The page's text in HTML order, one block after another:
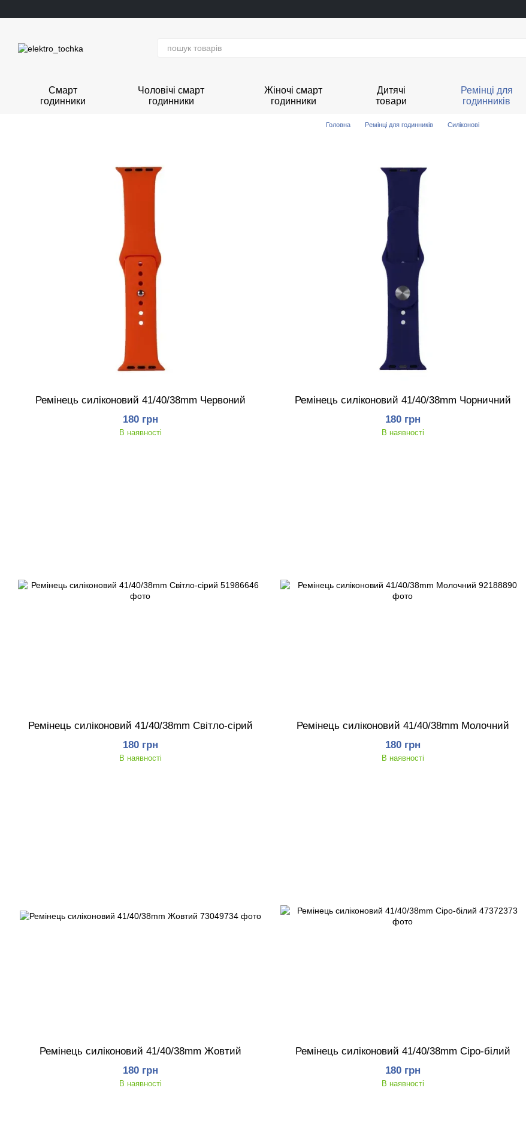
Смарт
годинники
Чоловічі смарт
годинники
Жіночі смарт
годинники
Дитячі
товари
Ремінці для
годинників
Головна Ремінці для годинників Силіконові
Ремінець силіконовий 41/40/38mm Червоний
180 грн
В наявності
Ремінець силіконовий 41/40/38mm Чорничний
180 грн
В наявності
Ремінець силіконовий 41/40/38mm Світло-сірий
180 грн
В наявності
Ремінець силіконовий 41/40/38mm Молочний
180 грн
В наявності
Ремінець силіконовий 41/40/38mm Жовтий
180 грн
В наявності
Ремінець силіконовий 41/40/38mm Сіро-білий
180 грн
В наявності